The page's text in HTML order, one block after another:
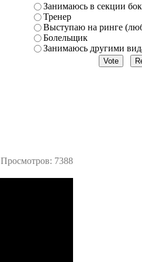
Занимаюсь в секции
Тренер
Выступаю на ринге
Болельщик
Занимаюсь другими
Просмотров: 7388